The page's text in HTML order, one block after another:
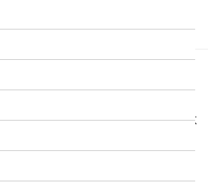
眼鏡
戴隱形眼鏡都是安全的。
增長相對減少，甚而引致佩戴不
鏡卻步，
眼鏡，問題自可迎刃而解。